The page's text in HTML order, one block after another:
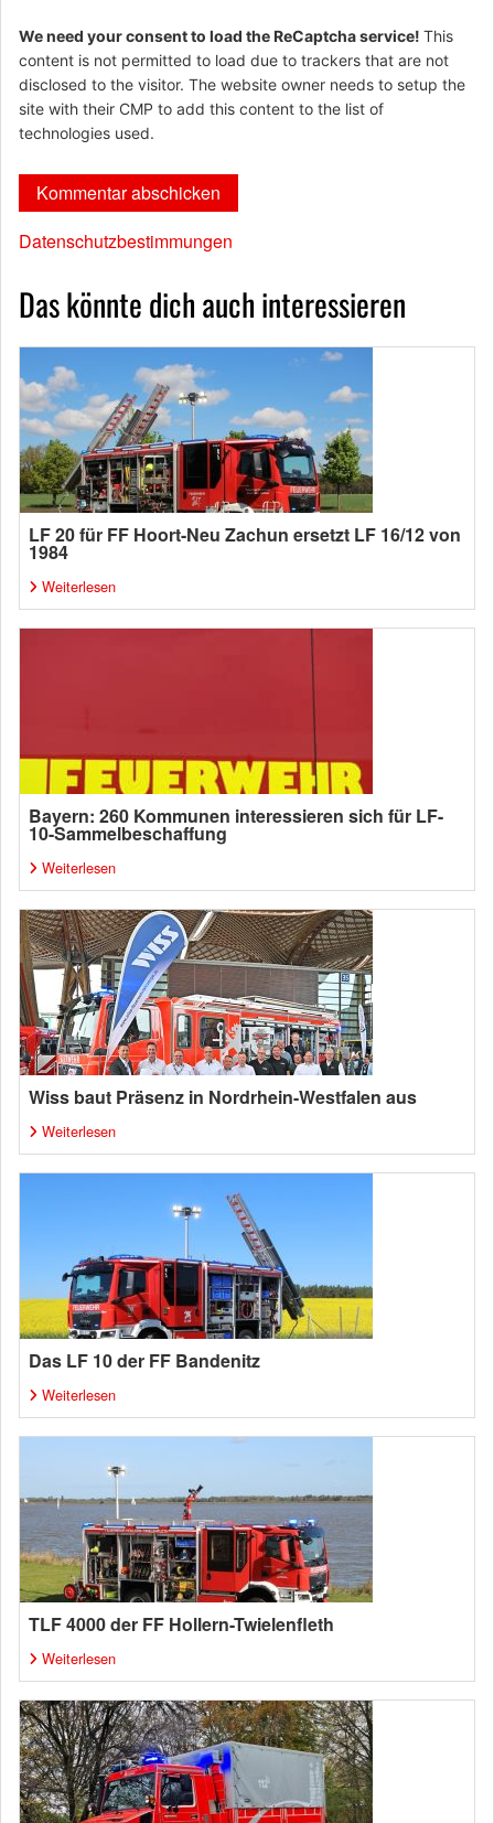
We need your consent to load the ReCaptcha service! This
content is not permitted to load due to trackers that are not
disclosed to the visitor. The website owner needs to setup the
site with their CMP to add this content to the list of
technologies used.
Datenschutzbestimmungen
Das könnte dich auch interessieren
LF 20 für FF Hoort-Neu Zachun ersetzt LF 16/12 von
1984
Weiterlesen
Bayern: 260 Kommunen interessieren sich für LF-
10-Sammelbeschaffung
Weiterlesen
Wiss baut Präsenz in Nordrhein-Westfalen aus
Weiterlesen
Das LF 10 der FF Bandenitz
Weiterlesen
TLF 4000 der FF Hollern-Twielenfleth
Weiterlesen